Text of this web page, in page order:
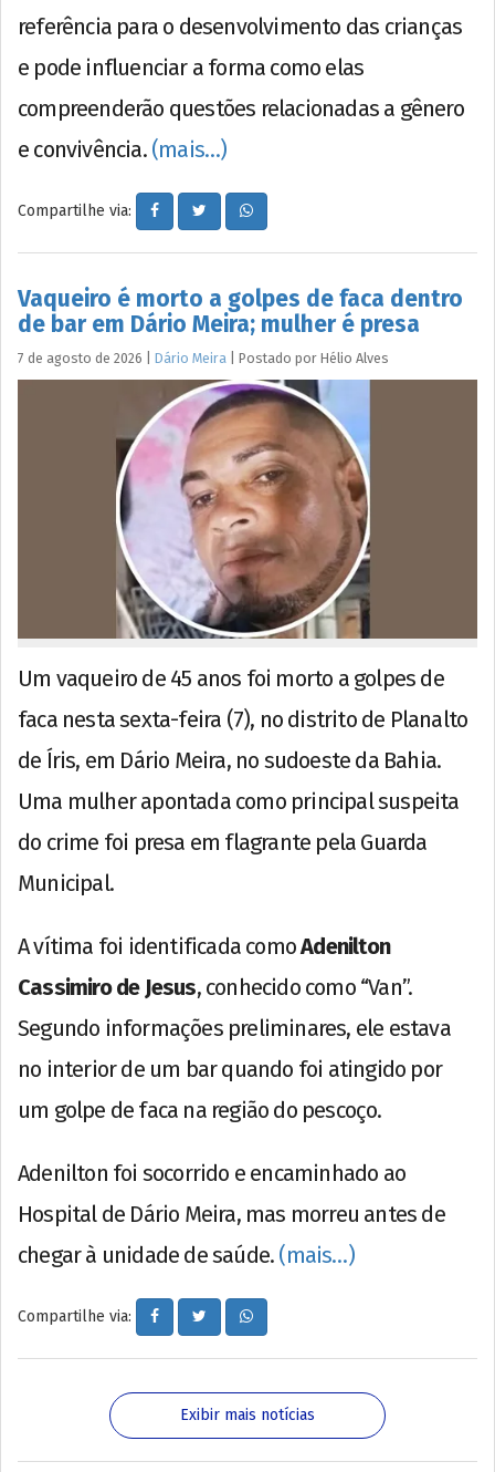
referência para o desenvolvimento das crianças
e pode influenciar a forma como elas
compreenderão questões relacionadas a gênero
e convivência. (mais…)
Compartilhe via:
Vaqueiro é morto a golpes de faca dentro
de bar em Dário Meira; mulher é presa
7 de agosto de 2026 Dário Meira Postado por Hélio Alves
Um vaqueiro de 45 anos foi morto a golpes de
faca nesta sexta-feira (7), no distrito de Planalto
de Íris, em Dário Meira, no sudoeste da Bahia.
Uma mulher apontada como principal suspeita
do crime foi presa em flagrante pela Guarda
Municipal.
A vítima foi identificada comoAdenilton
Cassimiro de Jesus, conhecido como “Van”.
Segundo informações preliminares, ele estava
no interior de um bar quando foi atingido por
um golpe de faca na região do pescoço.
Adenilton foi socorrido e encaminhado ao
Hospital de Dário Meira, mas morreu antes de
chegar à unidade de saúde. (mais…)
Compartilhe via:
Exibir mais notícias